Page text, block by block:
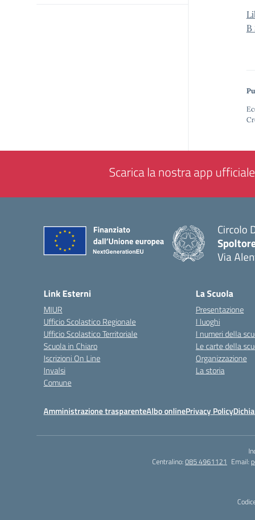
Scarica la nostra app
Circolo
Via
Link Esterni
MIUR
Ufficio Scolastico Regionale
Ufficio Scolastico Territoriale
Scuola in Chiaro
Iscrizioni On Line
Invalsi
Comune
La Scuola
Presentazione
I luoghi
I numeri della
Le carte della
Organizzazione
La storia
Amministrazione trasparenteAlbo onlinePrivacy Policy
Centralino:085 4961121 Email: